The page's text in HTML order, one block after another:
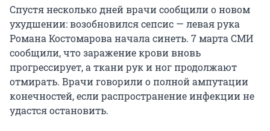
Спустя несколько дней врачи сообщили о новом
ухудшении: возобновился сепсис — левая рука
Романа Костомарова начала синеть. 7 марта СМИ
сообщили, что заражение крови вновь
прогрессирует, а ткани рук и ног продолжают
отмирать. Врачи говорили о полной ампутации
конечностей, если распространение инфекции не
удастся остановить.